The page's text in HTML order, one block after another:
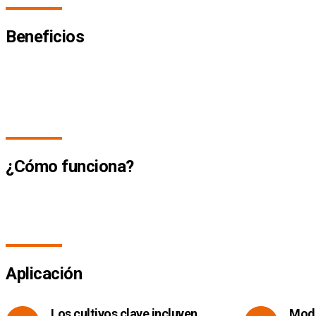
Beneficios
¿Cómo funciona?
Aplicación